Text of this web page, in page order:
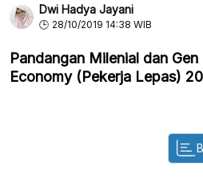
Dwi Hadya Jayani
28/10/2019 14:38 WIB
Pandangan Milenial dan
Economy (Pekerja Lepas)